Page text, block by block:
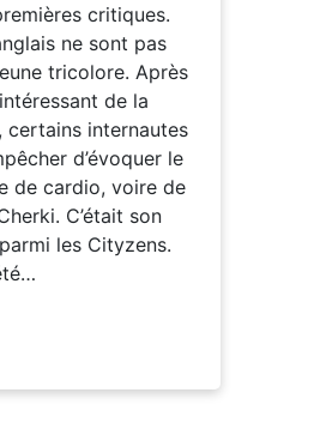
critiques.
ne sont pas
tricolore. Après
de la
certains internautes
d’évoquer le
de cardio, voire de
C’était son
les Cityzens.